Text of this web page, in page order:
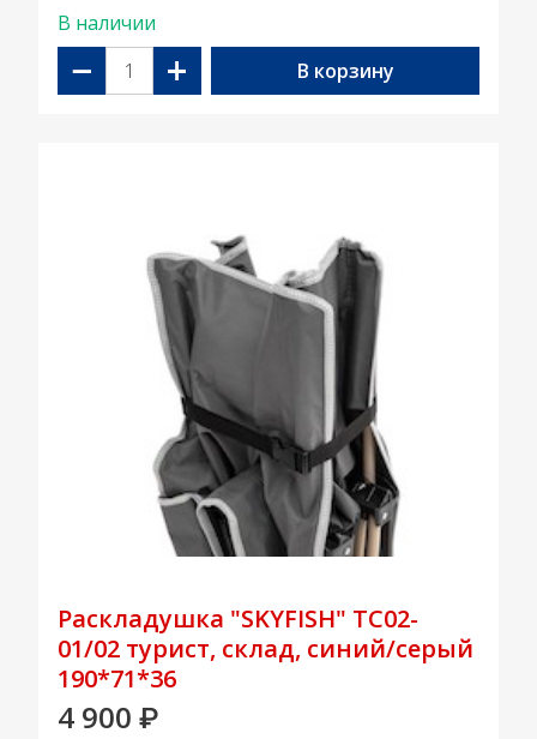
В наличии
− + В корзину
Раскладушка "SKYFISH" TC02-
01/02 турист, склад, синий/серый
190*71*36
4 900 ₽